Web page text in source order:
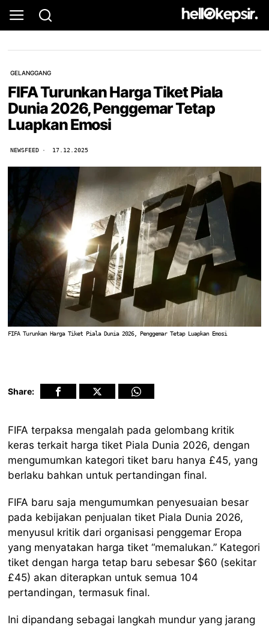
GELANGGANG
FIFA Turunkan Harga Tiket Piala
Dunia 2026, Penggemar Tetap
Luapkan Emosi
NEWSFEED 17.12.2025
FIFA Turunkan Harga Tiket Piala Dunia 2026, Penggemar Tetap Luapkan Emosi
Share:
FIFA terpaksa mengalah pada gelombang kritik
keras terkait harga tiket Piala Dunia 2026, dengan
mengumumkan kategori tiket baru hanya £45, yang
berlaku bahkan untuk pertandingan final.
FIFA baru saja mengumumkan penyesuaian besar
pada kebijakan penjualan tiket Piala Dunia 2026,
menyusul kritik dari organisasi penggemar Eropa
yang menyatakan harga tiket “memalukan.” Kategori
tiket dengan harga tetap baru sebesar $60 (sekitar
£45) akan diterapkan untuk semua 104
pertandingan, termasuk final.
Ini dipandang sebagai langkah mundur yang jarang